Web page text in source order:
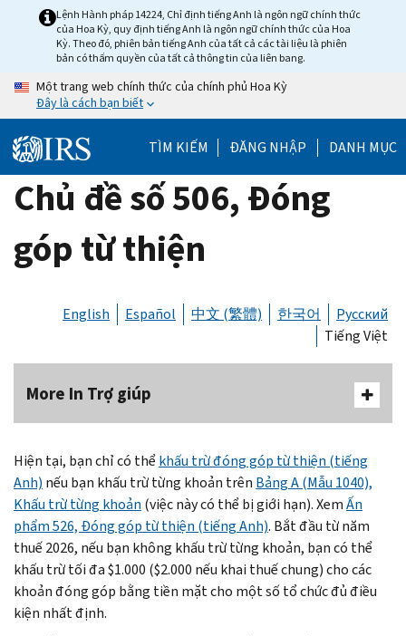
Lệnh Hành pháp 14224, Chỉ định tiếng Anh là ngôn ngữ chính thức
của Hoa Kỳ, quy định tiếng Anh là ngôn ngữ chính thức của Hoa
Kỳ. Theo đó, phiên bản tiếng Anh của tất cả các tài liệu là phiên
bản có thẩm quyền của tất cả thông tin của liên bang.
Một trang web chính thức của chính phủ Hoa Kỳ
Đây là cách bạn biết
TÌM KIẾM ĐĂNG NHẬP DANH MỤC
Chủ đề số 506, Đóng
góp từ thiện
English Español 中文 (繁體) 한국어
Русский
Tiếng Việt
More In Trợ giúp
Hiện tại, bạn chỉ có thểkhấu trừ đóng góp từ thiện (tiếng
Anh) nếu bạn khấu trừ từng khoản trên Bảng A (Mẫu 1040),
Khấu trừ từng khoản (việc này có thể bị giới hạn). XemẤn
phẩm 526, Đóng góp từ thiện (tiếng Anh). Bắt đầu từ năm
thuế 2026, nếu bạn không khấu trừ từng khoản, bạn có thể
khấu trừ tối đa $1.000 ($2.000 nếu khai thuế chung) cho các
khoản đóng góp bằng tiền mặt cho một số tổ chức đủ điều
kiện nhất định.